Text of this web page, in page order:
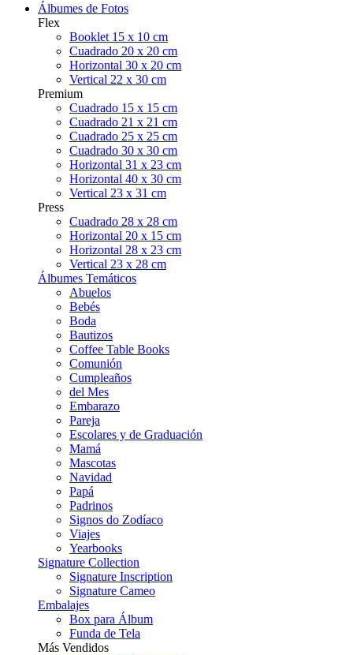
Álbumes de Fotos
Flex
Booklet 15 x 10 cm
Cuadrado 20 x 20 cm
Horizontal 30 x 20 cm
Vertical 22 x 30 cm
Premium
Cuadrado 15 x 15 cm
Cuadrado 21 x 21 cm
Cuadrado 25 x 25 cm
Cuadrado 30 x 30 cm
Horizontal 31 x 23 cm
Horizontal 40 x 30 cm
Vertical 23 x 31 cm
Press
Cuadrado 28 x 28 cm
Horizontal 20 x 15 cm
Horizontal 28 x 23 cm
Vertical 23 x 28 cm
Álbumes Temáticos
Abuelos
Bebés
Boda
Bautizos
Coffee Table Books
Comunión
Cumpleaños
del Mes
Embarazo
Pareja
Escolares y de Graduación
Mamá
Mascotas
Navidad
Papá
Padrinos
Signos do Zodíaco
Viajes
Yearbooks
Signature Collection
Signature Inscription
Signature Cameo
Embalajes
Box para Álbum
Funda de Tela
Más Vendidos